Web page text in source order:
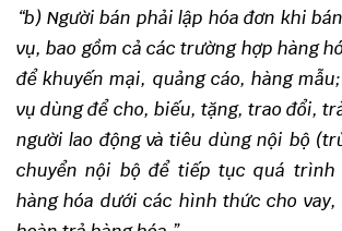
“b) Người bán phải lập hóa đơn khi
vụ, bao gồm cả các trường hợp hàng
để khuyến mại, quảng cáo, hàng
vụ dùng để cho, biếu, tặng, trao đổi,
người lao động và tiêu dùng nội bộ
chuyển nội bộ để tiếp tục quá trình
hàng hóa dưới các hình thức cho vay,